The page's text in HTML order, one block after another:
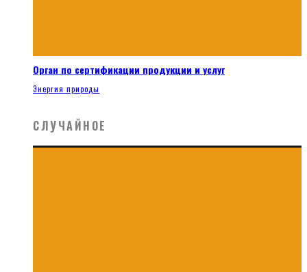
Орган по сертификации продукции и услуг
Энергия природы
СЛУЧАЙНОЕ